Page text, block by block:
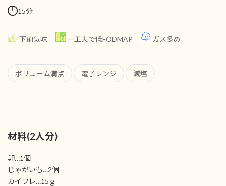
15分
下痢気味 一工夫で低FODMAP ガス多め
ボリューム満点 電子レンジ 減塩
材料(2人分)
卵…1個
じゃがいも…2個
カイワレ…15ｇ